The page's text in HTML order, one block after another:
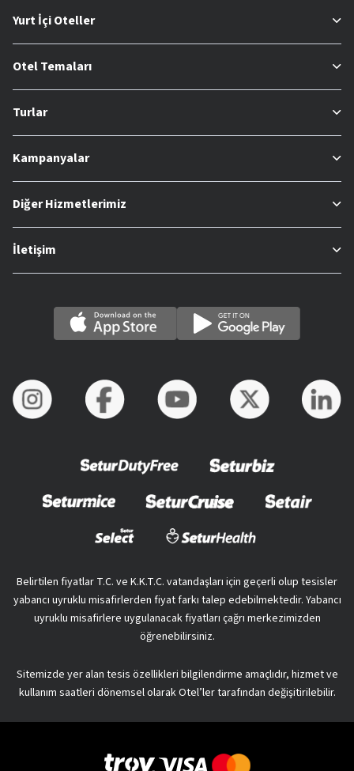
Yurt İçi Oteller
Otel Temaları
Turlar
Kampanyalar
Diğer Hizmetlerimiz
İletişim
Belirtilen fiyatlar T.C. ve K.K.T.C. vatandaşları için geçerli olup tesisler
yabancı uyruklu misafirlerden fiyat farkı talep edebilmektedir. Yabancı
uyruklu misafirlere uygulanacak fiyatları çağrı merkezimizden
öğrenebilirsiniz.
Sitemizde yer alan tesis özellikleri bilgilendirme amaçlıdır, hizmet ve
kullanım saatleri dönemsel olarak Otel’ler tarafından değişitirilebilir.